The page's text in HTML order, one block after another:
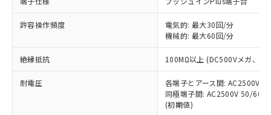
許容操作頻度
電気的: 最大30回/分
機械的: 最大60回/分
絶縁抵抗 100MΩ以上 (DC500Vメガ、点
耐電圧
各端子とアース間: AC2500V
同極端子間: AC2500V 50/
(初期値)
当社制御機器事業取扱商品の中には、
本サービスの対象外となる商品もある
ことをご了承ください。
在庫状況および標準価格照会結果は、
記載している更新日時点での社内デー
タに基づき作成されるものであり、閲
覧された時点での実際の在庫および標
準価格とは異なる場合があることをご
害物質有無と関係のない商品です。
仕入先様の事情により、非含有部品として
いたものが、含有品と判明した場合などや
むを得ず変更することがあります。
六価クロム(Cr(Ⅵ)) 1000ppm以下、ポリ臭化ビフェニル
類(PBB) 1000ppm以下、ポリ臭化ジフェニルエーテル類
基準値以下であることを示します。
「×」：最大均質材料含有率が中国RoHSの
基準値を超えていることを示します。
「－」：未確認です。当社販売部門へお問
*中国RoHS10物質の基準値 (GB/T26572)：
Pb(鉛) :1000ppm、 Hg(水銀) : 1000ppm、 Cd(カドミウ
Cr(Ⅵ)(六価クロム) : 1000ppm、 PBBs(ポリ臭化ビフェ
当社は、これら貴社製品のうち、外国
為替および外国貿易法に定める商品
（以下｢規制貨物等」という）を輸出
または国外への提供する場合は、日本
国政府の輸出許可(または役務取引許
可)を取得するなどの必要な手続きを